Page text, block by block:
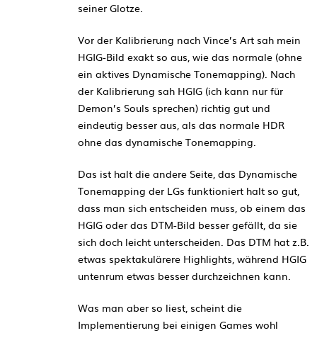
seiner Glotze.
Vor der Kalibrierung nach Vince’s Art sah mein
HGIG-Bild exakt so aus, wie das normale (ohne
ein aktives Dynamische Tonemapping). Nach
der Kalibrierung sah HGIG (ich kann nur für
Demon’s Souls sprechen) richtig gut und
eindeutig besser aus, als das normale HDR
ohne das dynamische Tonemapping.
Das ist halt die andere Seite, das Dynamische
Tonemapping der LGs funktioniert halt so gut,
dass man sich entscheiden muss, ob einem das
HGIG oder das DTM-Bild besser gefällt, da sie
sich doch leicht unterscheiden. Das DTM hat z.B.
etwas spektakulärere Highlights, während HGIG
untenrum etwas besser durchzeichnen kann.
Was man aber so liest, scheint die
Implementierung bei einigen Games wohl